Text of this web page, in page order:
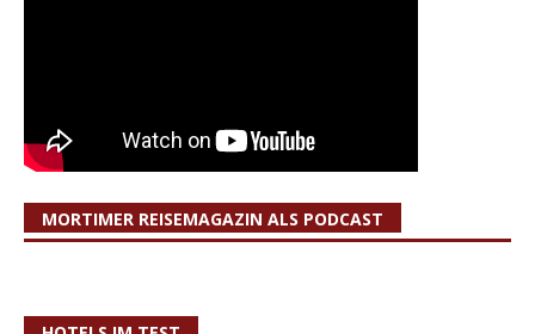
MORTIMER REISEMAGAZIN ALS PODCAST